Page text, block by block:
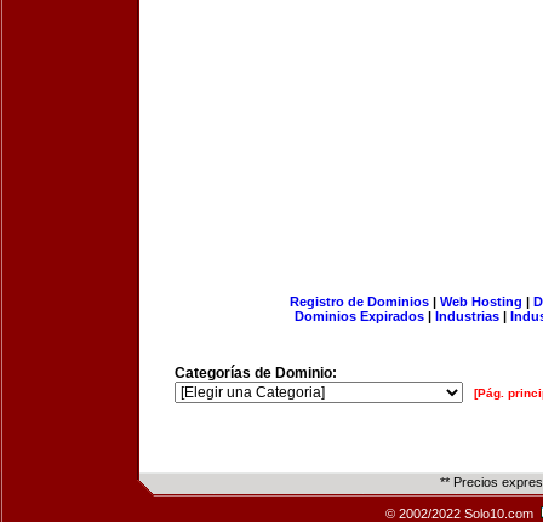
Registro de Dominios| Web Hosting |
Dominios Expirados | Industrias |
Categorías de Dominio:
[Pág.
** Precios
© 2002/2022 Solo10.com